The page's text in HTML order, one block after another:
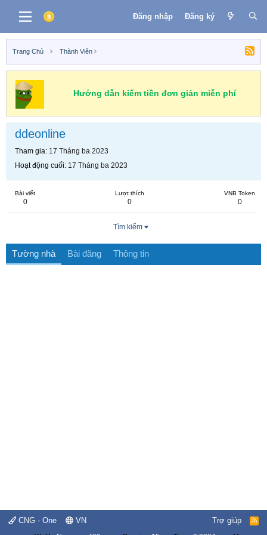
Đăng nhập Đăng ký
Trang Chủ Thành Viên
Hướng dẫn kiếm tiền đơn giản miễn phí
ddeonline
Tham gia 17 Tháng ba 2023
Hoạt động cuối 17 Tháng ba 2023
Bài viết
0
Lượt thích
0
VNB Token
0
Tìm kiếm
Tường nhà Bài đăng Thông tin
CNG - One VN Trợ giúp
R